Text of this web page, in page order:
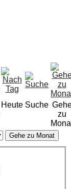
Heute Suche
zu
Gehe zu Monat